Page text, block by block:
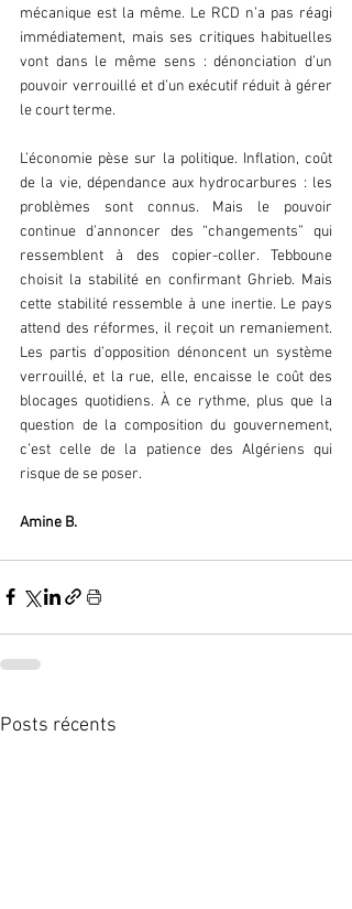
mécanique est la même. Le RCD n’a pas réagi
immédiatement, mais ses critiques habituelles
vont dans le même sens : dénonciation d’un
pouvoir verrouillé et d’un exécutif réduit à gérer
le court terme.
L’économie pèse sur la politique. Inflation, coût
de la vie, dépendance aux hydrocarbures : les
problèmes sont connus. Mais le pouvoir
continue d’annoncer des “changements” qui
ressemblent à des copier-coller. Tebboune
choisit la stabilité en confirmant Ghrieb. Mais
cette stabilité ressemble à une inertie. Le pays
attend des réformes, il reçoit un remaniement.
Les partis d’opposition dénoncent un système
verrouillé, et la rue, elle, encaisse le coût des
blocages quotidiens. À ce rythme, plus que la
question de la composition du gouvernement,
c’est celle de la patience des Algériens qui
risque de se poser.
Amine B.
Posts récents